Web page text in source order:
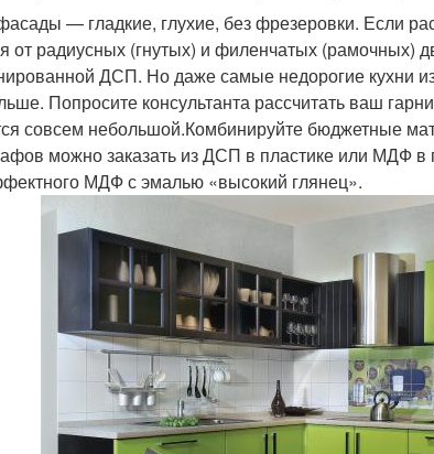
— гладкие, глухие, без фрезеровки. Если
от радиусных (гнутых) и филенчатых
ДСП. Но даже самые недорогие кухни
Попросите консультанта рассчитать ваш
совсем небольшой.Комбинируйте бюджетные
можно заказать из ДСП в пластике или МДФ
МДФ с эмалью «высокий глянец».